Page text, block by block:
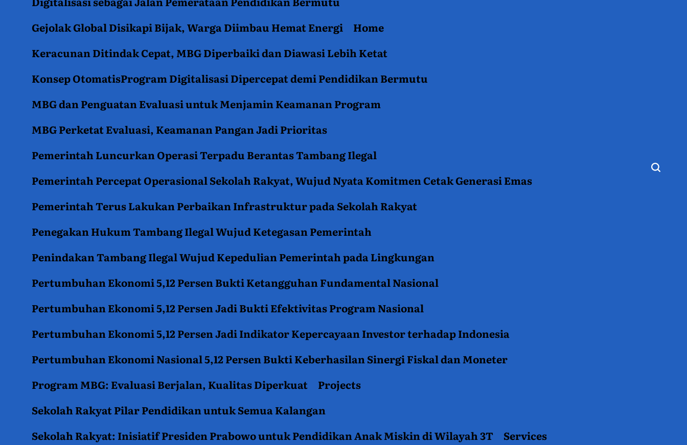
Gejolak Global Disikapi Bijak, Warga Diimbau Hemat Energi
Home
Keracunan Ditindak Cepat, MBG Diperbaiki dan Diawasi Lebih Ketat
Konsep OtomatisProgram Digitalisasi Dipercepat demi Pendidikan Bermutu
MBG dan Penguatan Evaluasi untuk Menjamin Keamanan Program
MBG Perketat Evaluasi, Keamanan Pangan Jadi Prioritas
Pemerintah Luncurkan Operasi Terpadu Berantas Tambang Ilegal
Pemerintah Percepat Operasional Sekolah Rakyat, Wujud Nyata Komitmen Cetak Generasi Emas
Pemerintah Terus Lakukan Perbaikan Infrastruktur pada Sekolah Rakyat
Penegakan Hukum Tambang Ilegal Wujud Ketegasan Pemerintah
Penindakan Tambang Ilegal Wujud Kepedulian Pemerintah pada Lingkungan
Pertumbuhan Ekonomi 5,12 Persen Bukti Ketangguhan Fundamental Nasional
Pertumbuhan Ekonomi 5,12 Persen Jadi Bukti Efektivitas Program Nasional
Pertumbuhan Ekonomi 5,12 Persen Jadi Indikator Kepercayaan Investor terhadap Indonesia
Pertumbuhan Ekonomi Nasional 5,12 Persen Bukti Keberhasilan Sinergi Fiskal dan Moneter
Program MBG: Evaluasi Berjalan, Kualitas Diperkuat
Projects
Sekolah Rakyat Pilar Pendidikan untuk Semua Kalangan
Sekolah Rakyat: Inisiatif Presiden Prabowo untuk Pendidikan Anak Miskin di Wilayah 3T
Services